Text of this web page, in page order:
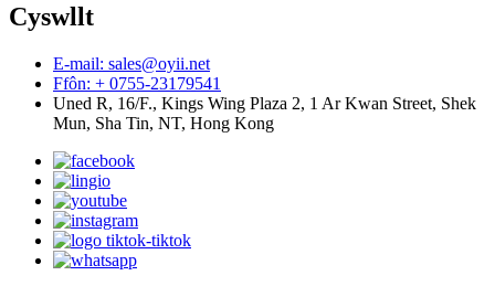
Cyswllt
E-mail: sales@oyii.net
Ffôn: + 0755-23179541
Uned R, 16/F., Kings Wing Plaza 2, 1 Ar Kwan Street, Shek
Mun, Sha Tin, NT, Hong Kong